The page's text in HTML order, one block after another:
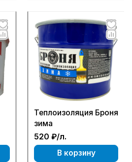
Теплоизоляция Броня
зима
520 ₽/л.
В корзину